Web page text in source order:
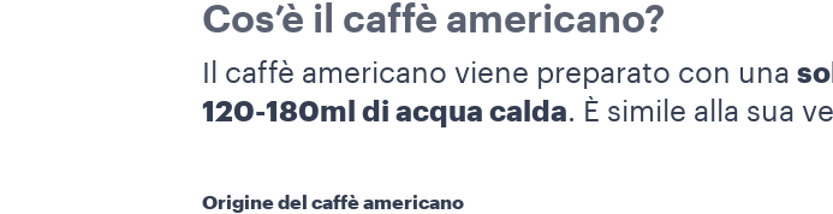
Cos’è il caffè americano?
Il caffè americano viene preparato con una
120-180ml di acqua calda. È simile alla sua
Origine del caffè americano